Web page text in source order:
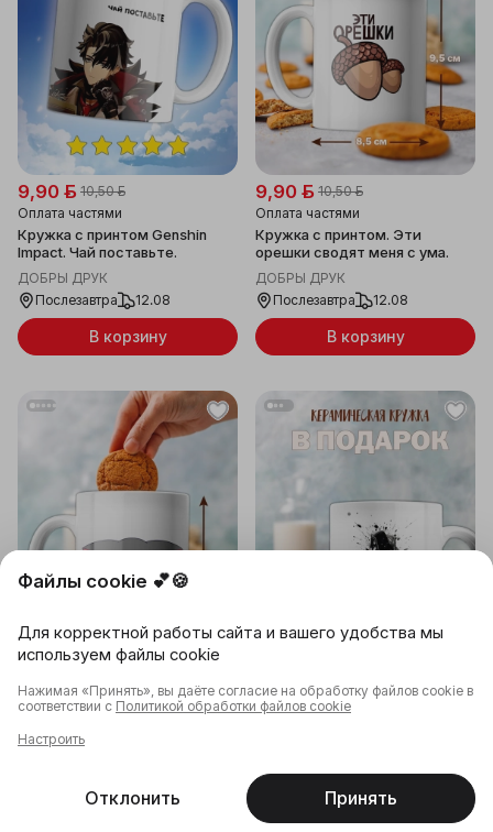
9,90 ƃ 10,50 ƃ
Оплата частями
Кружка с принтом Genshin
Impact. Чай поставьте.
ДОБРЫ ДРУК
Послезавтра
12.08
В корзину
9,90 ƃ 10,50 ƃ
Оплата частями
Кружка с принтом. Эти
орешки сводят меня с ума.
ДОБРЫ ДРУК
Послезавтра
12.08
В корзину
9,90 ƃ 10,50 ƃ
Кружка с принтом. Злюка и
Послезавтра
12.08
9,90 ƃ 10,50 ƃ
Послезавтра
12.08
Корзина Профиль
Файлы cookie 💕🍪
Для корректной работы сайта и вашего удобства мы
используем файлы cookie
Нажимая «Принять», вы даёте согласие на обработку файлов cookie в
соответствии с Политикой обработки файлов cookie
Настроить
Отклонить Принять